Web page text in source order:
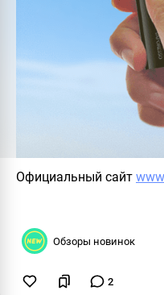
Официальный сайт
Обзоры новинок
2